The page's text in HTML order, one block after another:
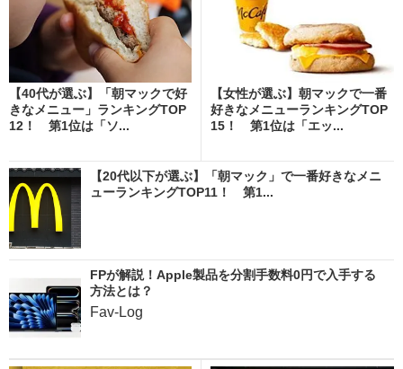
【40代が選ぶ】「朝マックで好
きなメニュー」ランキングTOP
12！ 第1位は「ソ...
【女性が選ぶ】朝マックで一番
好きなメニューランキングTOP
15！ 第1位は「エッ...
【20代以下が選ぶ】「朝マック」で一番好きなメニ
ューランキングTOP11！ 第1...
FPが解説！Apple製品を分割手数料0円で入手する
方法とは？
Fav-Log